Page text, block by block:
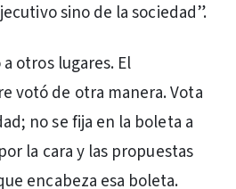
sino de la sociedad”.
otros lugares. El
votó de otra manera. Vota
no se fija en la boleta a
la cara y las propuestas
encabeza esa boleta.